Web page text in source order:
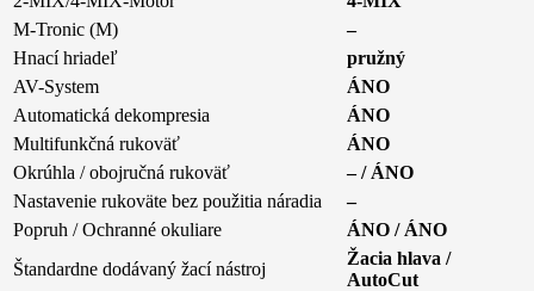
M-Tronic (M)
–
Hnací hriadeľ
pružný
AV-System
ÁNO
Automatická dekompresia
ÁNO
Multifunkčná rukoväť
ÁNO
Okrúhla / obojručná rukoväť
– / ÁNO
Nastavenie rukoväte bez použitia náradia
–
Popruh / Ochranné okuliare
ÁNO / ÁNO
Štandardne dodávaný žací nástroj
Žacia hlava /
AutoCut